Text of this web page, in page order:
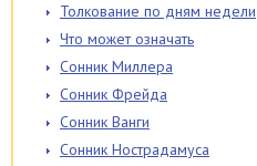
Толкование по дням недели
Что может означать
Сонник Миллера
Сонник Фрейда
Сонник Ванги
Сонник Нострадамуса